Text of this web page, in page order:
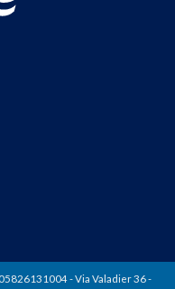
- Via Valadier 36 -